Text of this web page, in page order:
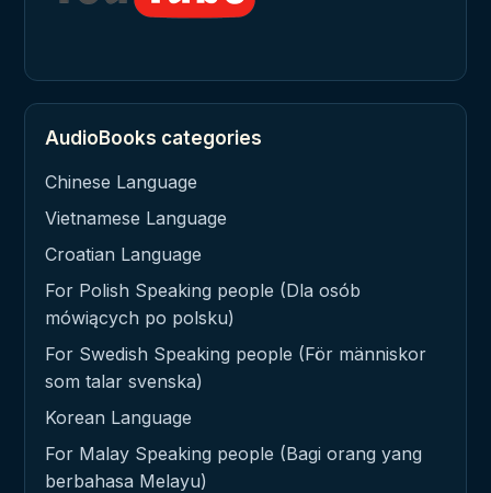
AudioBooks categories
Chinese Language
Vietnamese Language
Croatian Language
For Polish Speaking people (Dla osób
mówiących po polsku)
For Swedish Speaking people (För människor
som talar svenska)
Korean Language
For Malay Speaking people (Bagi orang yang
berbahasa Melayu)